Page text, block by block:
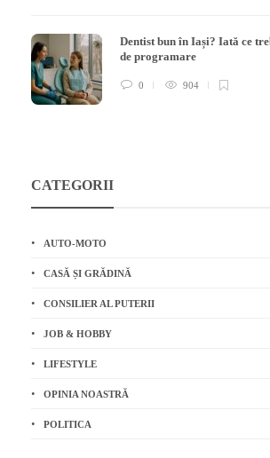
Dentist bun în Iași? Iată ce
de programare
0 904
CATEGORII
AUTO-MOTO
CASĂ ȘI GRĂDINĂ
CONSILIER AL PUTERII
JOB & HOBBY
LIFESTYLE
OPINIA NOASTRĂ
POLITICA